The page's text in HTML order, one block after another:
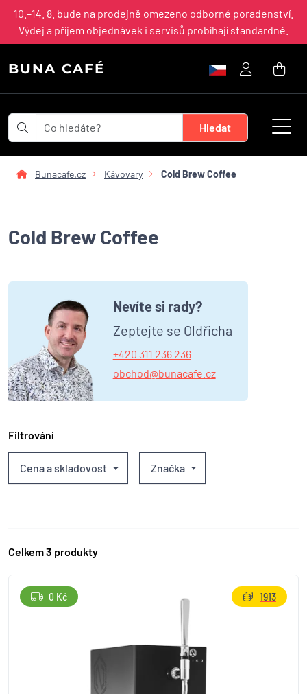
10.–14. 8. bude na prodejně omezeno odborné poradenství.
Výdej a příjem objednávek i servisů probíhají standardně.
BUNA CAFÉ
Bunacafe.cz Kávovary Cold Brew Coffee
Cold Brew Coffee
Nevíte si rady?
Zeptejte se Oldřicha
+420 311 236 236
obchod@bunacafe.cz
Filtrování
Cena a skladovost Značka
Celkem 3 produkty
0 Kč 1913